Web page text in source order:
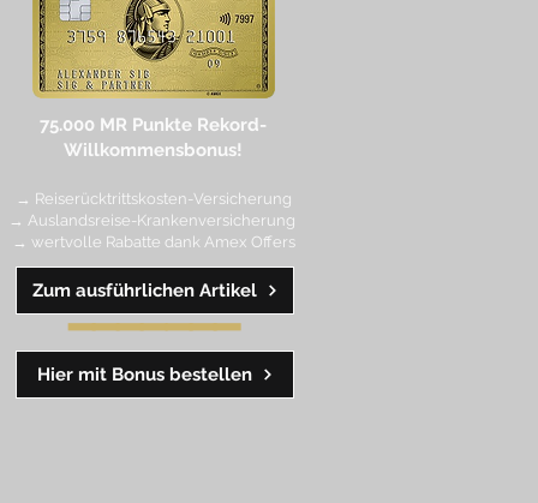
Hier mit Bonus bestellen
Zum ausführlichen Artikel
75.000 MR Punkte Rekord-
Willkommensbonus!
→ Reiserücktrittskosten-Versicherung
→ Auslandsreise-Krankenversicherung
→ wertvolle Rabatte dank Amex Offers
━━━━━━━